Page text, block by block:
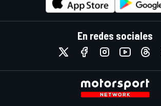
En redes sociales